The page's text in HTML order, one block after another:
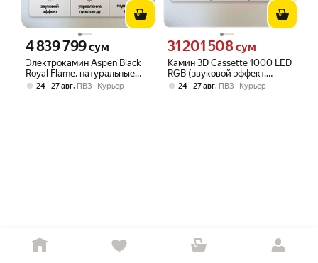
Электрокамин Aspen Black
Royal Flame, натуральные
угли.
Цена 4839799 сум вместо
4 839 799сум
24 – 27 авг, ПВЗ Курьер
Камин 3D Cassette 1000 LED
RGB (звуковой эффект,
дистанционное управление)
Цена 31201508 сум вместо
31 201 508сум
24 – 27 авг, ПВЗ Курьер